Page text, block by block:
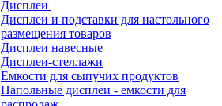
Дисплеи
Дисплеи и подставки для настольного
размещения товаров
Дисплеи навесные
Дисплеи-стеллажи
Емкости для сыпучих продуктов
Напольные дисплеи - емкости для